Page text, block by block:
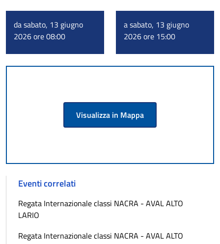
da sabato, 13 giugno
2026 ore 08:00
a sabato, 13 giugno
2026 ore 15:00
Visualizza in Mappa
Eventi correlati
Regata Internazionale classi NACRA - AVAL ALTO
LARIO
Regata Internazionale classi NACRA - AVAL ALTO